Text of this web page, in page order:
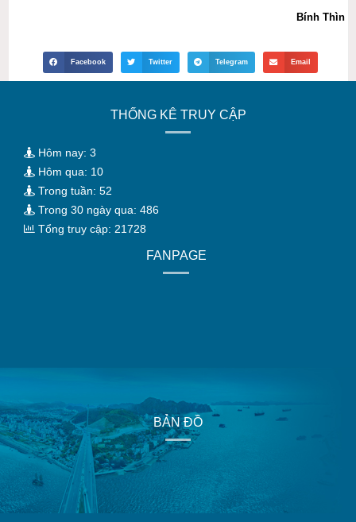
Bính Thìn
Facebook Twitter Telegram Email
THỐNG KÊ TRUY CẬP
Hôm nay: 3
Hôm qua: 10
Trong tuần: 52
Trong 30 ngày qua: 486
Tổng truy cập: 21728
FANPAGE
BẢN ĐỒ